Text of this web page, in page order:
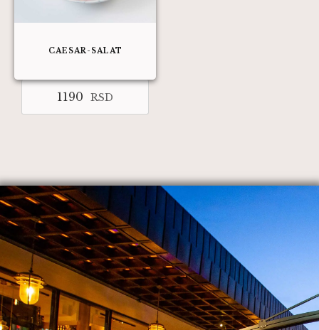
CAESAR-SALAT
1190 RSD